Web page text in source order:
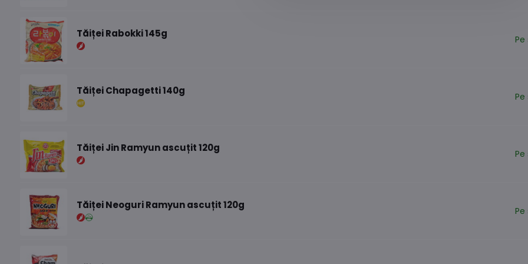
Tăiței Rabokki 145g
Tăiței Chapagetti 140g
Tăiței Jin Ramyun ascuțit 120g
Tăiței Neoguri Ramyun ascuțit 120g